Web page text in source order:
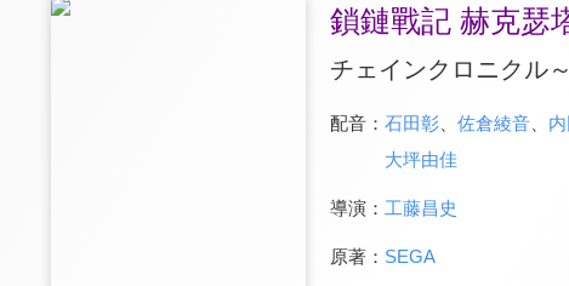
鎖鏈戰記 赫克瑟
チェインクロニクル
配音： 石田彰、 佐倉綾音、
大坪由佳
導演： 工藤昌史
原著： SEGA